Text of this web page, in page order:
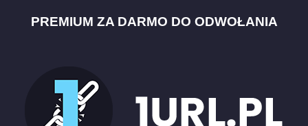
PREMIUM ZA DARMO DO ODWOŁANIA